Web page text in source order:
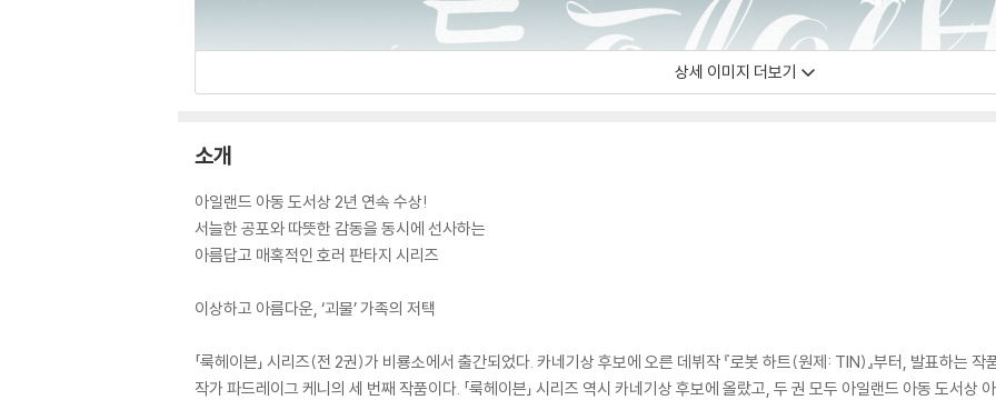
상세 이미지 더보기
소개
아일랜드 아동 도서상 2년 연속 수상!
서늘한 공포와 따뜻한 감동을 동시에 선사하는
아름답고 매혹적인 호러 판타지 시리즈
이상하고 아름다운, ‘괴물’ 가족의 저택
「룩헤이븐」 시리즈(전 2권)가 비룡소에서 출간되었다. 카네기상 후보에 오른 데뷔작 『로봇 하트(원제: TIN)』부터, 발표하는
작가 파드레이그 케니의 세 번째 작품이다. 「룩헤이븐」 시리즈 역시 카네기상 후보에 올랐고, 두 권 모두 아일랜드 아동 도서상